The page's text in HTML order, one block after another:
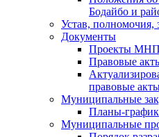
Бодайбо и
Устав, полномочия,
Документы
Проекты
Правовые
правовые
Муниципальные
Планы-
Муниципальные